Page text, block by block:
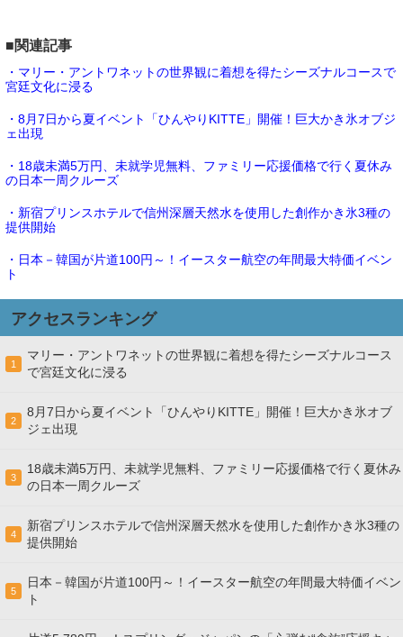
■関連記事
・マリー・アントワネットの世界観に着想を得たシーズナルコースで
宮廷文化に浸る
・8月7日から夏イベント「ひんやりKITTE」開催！巨大かき氷オブジ
ェ出現
・18歳未満5万円、未就学児無料、ファミリー応援価格で行く夏休み
の日本一周クルーズ
・新宿プリンスホテルで信州深層天然水を使用した創作かき氷3種の
提供開始
・日本－韓国が片道100円～！イースター航空の年間最大特価イベン
ト
アクセスランキング
1
マリー・アントワネットの世界観に着想を得たシーズナルコース
で宮廷文化に浸る
2
8月7日から夏イベント「ひんやりKITTE」開催！巨大かき氷オブ
ジェ出現
3
18歳未満5万円、未就学児無料、ファミリー応援価格で行く夏休み
の日本一周クルーズ
4
新宿プリンスホテルで信州深層天然水を使用した創作かき氷3種の
提供開始
5
日本－韓国が片道100円～！イースター航空の年間最大特価イベン
ト